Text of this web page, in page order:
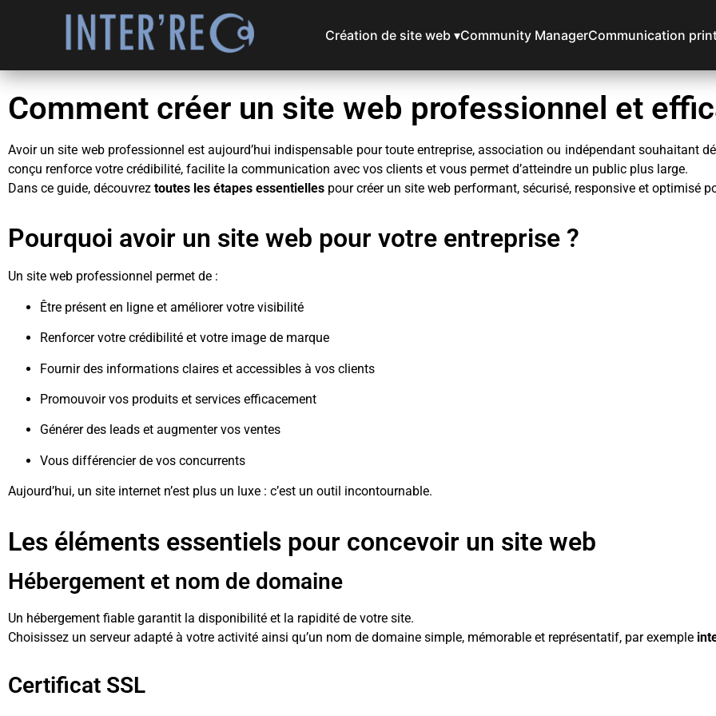
Création de site web ▾Community ManagerCommunication
Comment créer un site web professionnel et
Avoir un site web professionnel est aujourd’hui indispensable pour toute entreprise, association ou indépendant souhaitant
conçu renforce votre crédibilité, facilite la communication avec vos clients et vous permet d’atteindre un public plus large.
Dans ce guide, découvrez toutes les étapes essentielles pour créer un site web performant, sécurisé, responsive et optimisé
Pourquoi avoir un site web pour votre entreprise ?
Un site web professionnel permet de :
Être présent en ligne et améliorer votre visibilité
Renforcer votre crédibilité et votre image de marque
Fournir des informations claires et accessibles à vos clients
Promouvoir vos produits et services efficacement
Générer des leads et augmenter vos ventes
Vous différencier de vos concurrents
Aujourd’hui, un site internet n’est plus un luxe : c’est un outil incontournable.
Les éléments essentiels pour concevoir un site web
Hébergement et nom de domaine
Un hébergement fiable garantit la disponibilité et la rapidité de votre site.
Choisissez un serveur adapté à votre activité ainsi qu’un nom de domaine simple, mémorable et représentatif, par exemple
Certificat SSL